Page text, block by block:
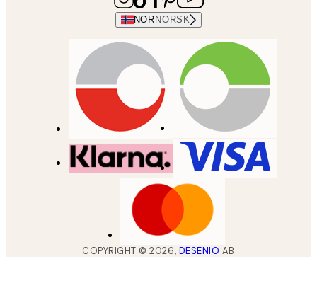
NOR NORSK
COPYRIGHT ©2026, DESENIO AB